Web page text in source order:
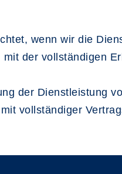
wenn wir die
der vollständigen
der Dienstleistung
vollständiger